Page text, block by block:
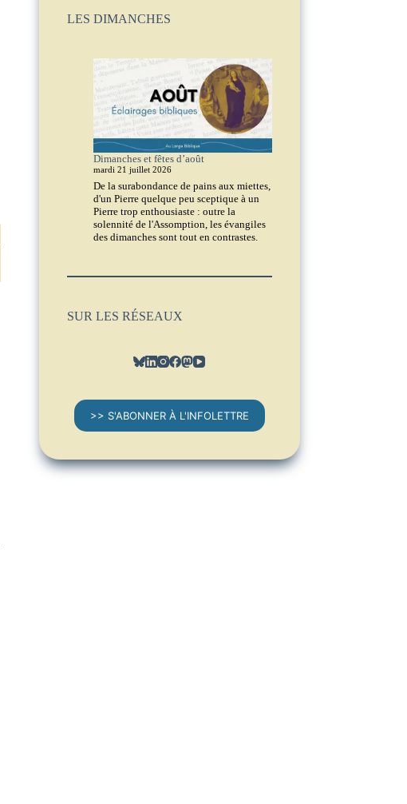
LES DIMANCHES
Dimanches et fêtes d’août
mardi 21 juillet 2026
De la surabondance de pains aux miettes,
d'un Pierre quelque peu sceptique à un
Pierre trop enthousiaste : outre la
solennité de l'Assomption, les évangiles
des dimanches sont tout en contrastes.
SUR LES RÉSEAUX
>> S'ABONNER À L'INFOLETTRE